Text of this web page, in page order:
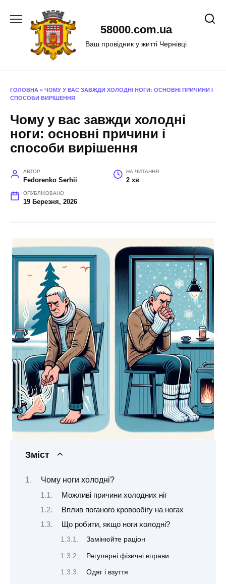
58000.com.ua
Ваш провідник у житті Чернівці
ГОЛОВНА » ЧОМУ У ВАС ЗАВЖДИ ХОЛОДНІ НОГИ: ОСНОВНІ ПРИЧИНИ І
СПОСОБИ ВИРІШЕННЯ
Чому у вас завжди холодні
ноги: основні причини і
способи вирішення
АВТОР
Fedorenko Serhii
НА ЧИТАННЯ
2 хв
ОПУБЛІКОВАНО
19 Березня, 2026
Зміст
Чому ноги холодні?
Можливі причини холодних ніг
Вплив поганого кровообігу на ногах
Що робити, якщо ноги холодні?
Замінюйте раціон
Регулярні фізичні вправи
Одяг і взуття